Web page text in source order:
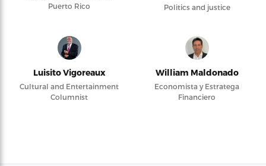
Puerto Rico
Politics and justice
Luisito Vigoreaux
Cultural and Entertainment
Columnist
William Maldonado
Economista y Estratega
Financiero